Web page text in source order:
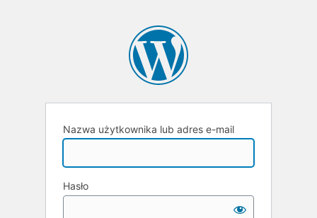
Nazwa użytkownika lub adres e-mail
Hasło